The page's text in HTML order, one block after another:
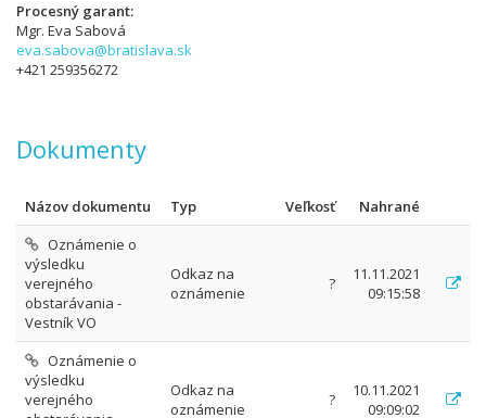
Procesný garant
Mgr. Eva Sabová
eva.sabova@bratislava.sk
+421 259356272
Dokumenty
Názov dokumentu Typ Veľkosť
Nahrané
Oznámenie o
výsledku
verejného
obstarávania -
Vestník VO
Odkaz na
oznámenie
?
11.11.2021
09:15:58
Oznámenie o
výsledku
verejného
Odkaz na
oznámenie
?
10.11.2021
09:09:02